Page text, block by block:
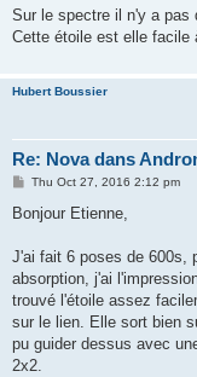
Sur le spectre il n'y a pas
Cette étoile est elle facile
Hubert Boussier
Re: Nova dans
P
s
Thu Oct 27, 2016 2:12 pm
Bonjour Etienne,
J'ai fait 6 poses de 600s,
absorption, j'ai
trouvé l'étoile assez
sur le lien. Elle sort bien
pu guider dessus avec
2x2.